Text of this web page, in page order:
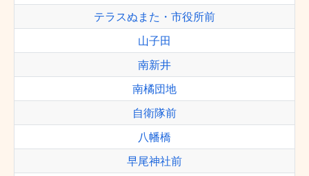
テラスぬまた・市役所前
山子田
南新井
南橘団地
自衛隊前
八幡橋
早尾神社前